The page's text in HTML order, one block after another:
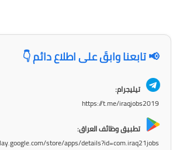
كتب مدرسية
المرحلة
ملازم دراسية
📢 تابعنا وابقَ على اطلاع دائم 👇
تيليجرام:
https://t.me/iraqjobs2019
تطبيق وظائف العراق:
store/apps/details?id=com.iraq21jobs